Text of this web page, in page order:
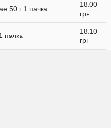
50 г 1 пачка
18.00
грн
пачка
18.10
грн